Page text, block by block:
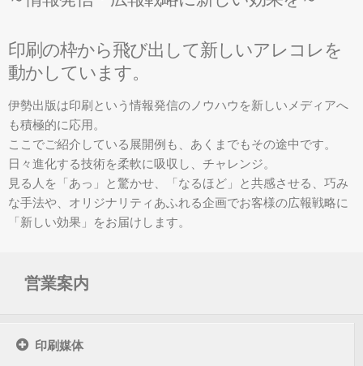
印刷の枠から飛び出して新しいアレコレを
動かしています。
伊勢出版は印刷という情報発信のノウハウを新しいメディアへ
も積極的に応用。
ここでご紹介している展開例も、あくまでもその途中です。
日々進化する技術を柔軟に吸収し、チャレンジ。
見る人を「あっ」と驚かせ、「なるほど」と共感させる、巧み
な手法や、オリジナリティあふれる企画でお客様の広報戦略に
「新しい効果」をお届けします。
営業案内
印刷媒体